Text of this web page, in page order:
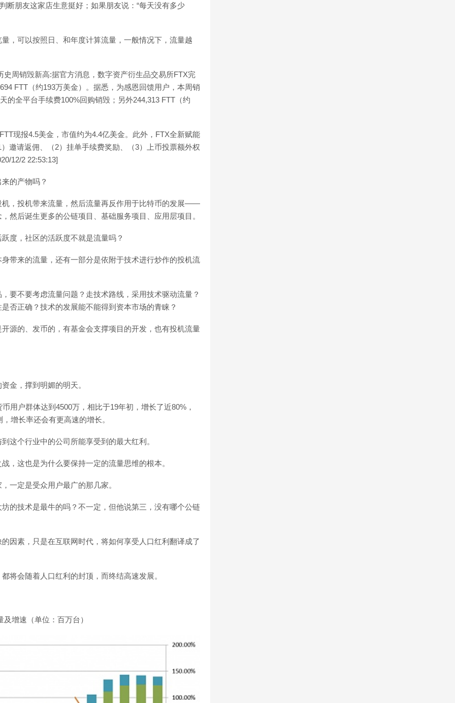
断朋友这家店生意挺好；如果朋友说：“每天没有多少
，可以按照日、和年度计算流量，一般情况下，流量越
周销毁新高:据官方消息，数字资产衍生品交易所FTX完
FTT（约193万美金）。据悉，为感恩回馈用户，本周销
的全平台手续费100%回购销毁；另外244,313 FTT（约
现报4.5美金，市值约为4.4亿美金。此外，FTX全新赋能
邀请返佣、（2）挂单手续费奖励、（3）上币投票额外权
12/2 22:53:13]
的产物吗？
，投机带来流量，然后流量再反作用于比特币的发展——
然后诞生更多的公链项目、基础服务项目、应用层项目。
度，社区的活跃度不就是流量吗？
带来的流量，还有一部分是依附于技术进行炒作的投机流
要不要考虑流量问题？走技术路线，采用技术驱动流量？
否正确？技术的发展能不能得到资本市场的青睐？
源的、发币的，有基金会支撑项目的开发，也有投机流量
金，撑到明媚的明天。
用户群体达到4500万，相比于19年初，增长了近80%，
增长率还会有更高速的增长。
这个行业中的公司所能享受到的最大红利。
，这也是为什么要保持一定的流量思维的根本。
一定是受众用户最广的那几家。
的技术是最牛的吗？不一定，但他说第三，没有哪个公链
因素，只是在互联网时代，将如何享受人口红利翻译成了
将会随着人口红利的封顶，而终结高速发展。
增速（单位：百万台）